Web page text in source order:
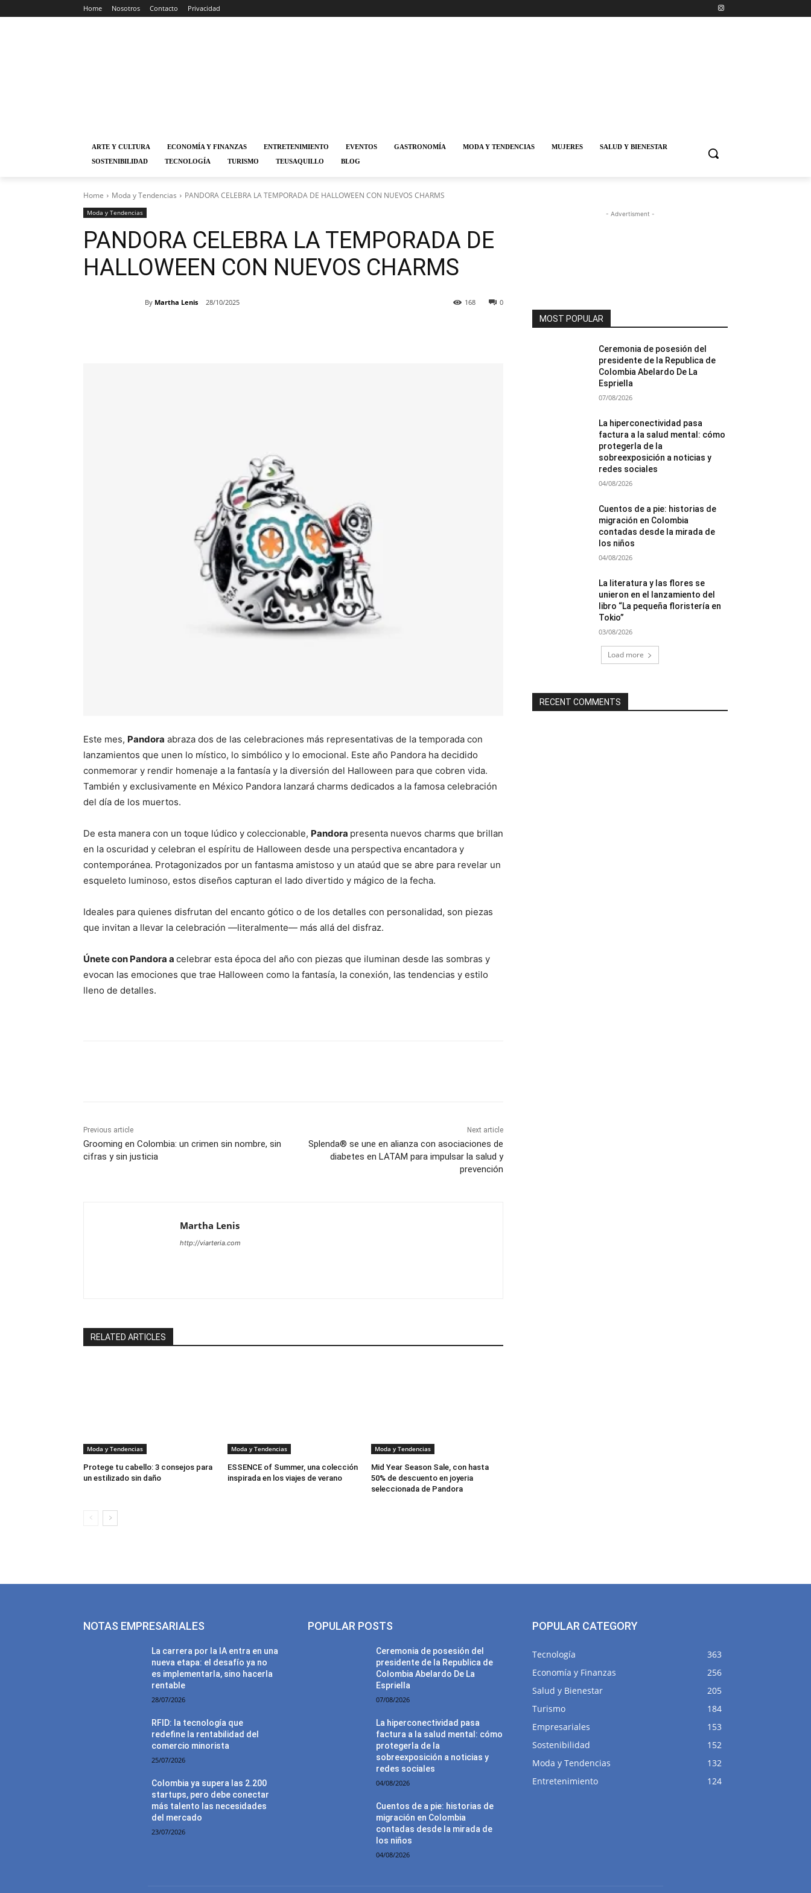
Home Nosotros Contacto Privacidad
ARTE Y CULTURA ECONOMÍA Y FINANZAS ENTRETENIMIENTO EVENTOS GASTRONOMÍA MODA Y TENDENCIAS MUJERES
SALUD Y BIENESTAR
SOSTENIBILIDAD
TECNOLOGÍA TURISMO TEUSAQUILLO BLOG
Home Moda y Tendencias PANDORA CELEBRA LA TEMPORADA DE HALLOWEEN CON NUEVOS CHARMS
Moda y Tendencias
PANDORA CELEBRA LA TEMPORADA DE
HALLOWEEN CON NUEVOS CHARMS
By Martha Lenis 28/10/2025 0
168
Este mes, Pandora abraza dos de las celebraciones más representativas de la temporada con
lanzamientos que unen lo místico, lo simbólico y lo emocional. Este año Pandora ha decidido
conmemorar y rendir homenaje a la fantasía y la diversión del Halloween para que cobren vida.
También y exclusivamente en México Pandora lanzará charms dedicados a la famosa celebración
del día de los muertos.
De esta manera con un toque lúdico y coleccionable, Pandora presenta nuevos charms que brillan
en la oscuridad y celebran el espíritu de Halloween desde una perspectiva encantadora y
contemporánea. Protagonizados por un fantasma amistoso y un ataúd que se abre para revelar un
esqueleto luminoso, estos diseños capturan el lado divertido y mágico de la fecha.
​Ideales para quienes disfrutan del encanto gótico o de los detalles con personalidad, son piezas
que invitan a llevar la celebración —literalmente— más allá del disfraz.
Únete con Pandora a celebrar esta época del año con piezas que iluminan desde las sombras y
evocan las emociones que trae Halloween como la fantasía, la conexión, las tendencias y estilo
lleno de detalles.
Previous article
Grooming en Colombia: un crimen sin nombre, sin
cifras y sin justicia
Next article
Splenda® se une en alianza con asociaciones de
diabetes en LATAM para impulsar la salud y
prevención
Martha Lenis
http://viarteria.com
RELATED ARTICLES
Moda y Tendencias
Protege tu cabello: 3 consejos para
un estilizado sin daño
Moda y Tendencias
ESSENCE of Summer, una colección
inspirada en los viajes de verano
Moda y Tendencias
Mid Year Season Sale, con hasta
50% de descuento en joyeria
seleccionada de Pandora
- Advertisment -
MOST POPULAR
Ceremonia de posesión del
presidente de la Republica de
Colombia Abelardo De La
Espriella
07/08/2026
La hiperconectividad pasa
factura a la salud mental: cómo
protegerla de la
sobreexposición a noticias y
redes sociales
04/08/2026
Cuentos de a pie: historias de
migración en Colombia
contadas desde la mirada de
los niños
04/08/2026
La literatura y las flores se
unieron en el lanzamiento del
libro “La pequeña floristería en
Tokio”
03/08/2026
Load more
RECENT COMMENTS
NOTAS EMPRESARIALES
La carrera por la IA entra en una
nueva etapa: el desafío ya no
es implementarla, sino hacerla
rentable
28/07/2026
RFID: la tecnología que
redefine la rentabilidad del
comercio minorista
25/07/2026
Colombia ya supera las 2.200
startups, pero debe conectar
más talento las necesidades
del mercado
23/07/2026
POPULAR POSTS
Ceremonia de posesión del
presidente de la Republica de
Colombia Abelardo De La
Espriella
07/08/2026
La hiperconectividad pasa
factura a la salud mental: cómo
protegerla de la
sobreexposición a noticias y
redes sociales
04/08/2026
Cuentos de a pie: historias de
migración en Colombia
contadas desde la mirada de
los niños
04/08/2026
POPULAR CATEGORY
Tecnología
363
Economía y Finanzas
256
Salud y Bienestar
205
Turismo
184
Empresariales
153
Sostenibilidad
152
Moda y Tendencias
132
Entretenimiento
124